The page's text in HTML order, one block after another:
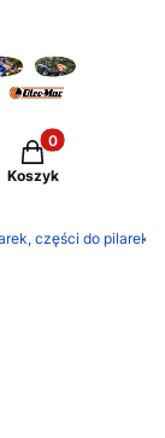
Produkty w
Koszyk
części do pilarek/